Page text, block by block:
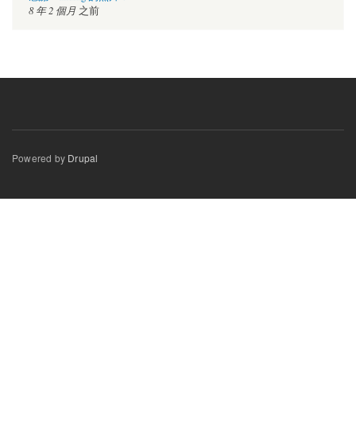
8 年 2 個月 之前
Powered by Drupal